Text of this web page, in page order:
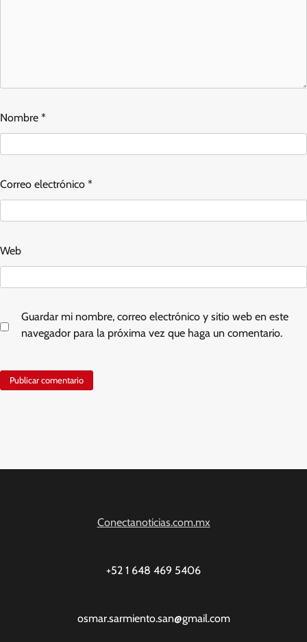
Nombre *
Correo electrónico *
Web
Guardar mi nombre, correo electrónico y sitio web en este
navegador para la próxima vez que haga un comentario.
Conectanoticias.com.mx
+52 1 648 469 5406
osmar.sarmiento.san@gmail.com